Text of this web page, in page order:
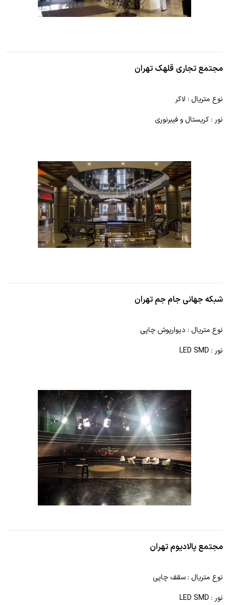
مجتمع تجاری قلهک تهران
نوع متریال : لاکر
نور : کریستال و فیبرنوری
شبکه جهانی جام جم تهران
نوع متریال : دیوارپوش چاپی
نور : LED SMD
مجتمع پالادیوم تهران
نوع متریال : سقف چاپی
نور : LED SMD